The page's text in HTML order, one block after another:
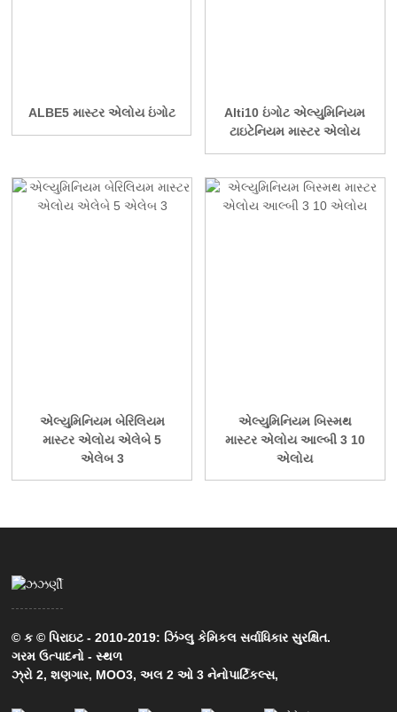
ALBE5 માસ્ટર એલોય ઇંગોટ
Alti10 ઇંગોટ એલ્યુમિનિયમ
ટાઇટેનિયમ માસ્ટર એલોય
એલ્યુમિનિયમ બેરિલિયમ
માસ્ટર એલોય એલેબે 5
એલેબ 3
એલ્યુમિનિયમ બિસ્મથ
માસ્ટર એલોય આલ્બી 3 10
એલોય
© ક © પિરાઇટ - 2010-2019: ઝિંગ્લુ કેમિકલ સર્વાધિકાર સુરક્ષિત.
ગરમ ઉત્પાદનો -સ્થળ
ઝ્રો 2,શણગાર, MOO3,અલ 2 ઓ 3 નેનોપાર્ટિકલ્સ,